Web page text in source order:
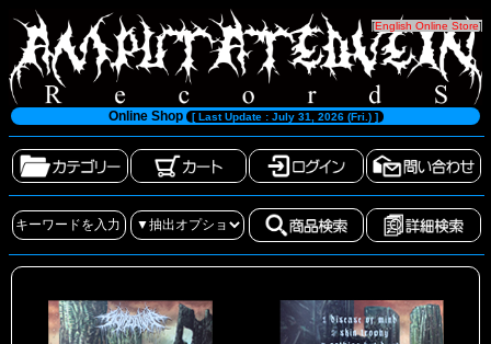
[English Online Store]
Online Shop [ Last Update : July 31, 2026 (Fri.) ]